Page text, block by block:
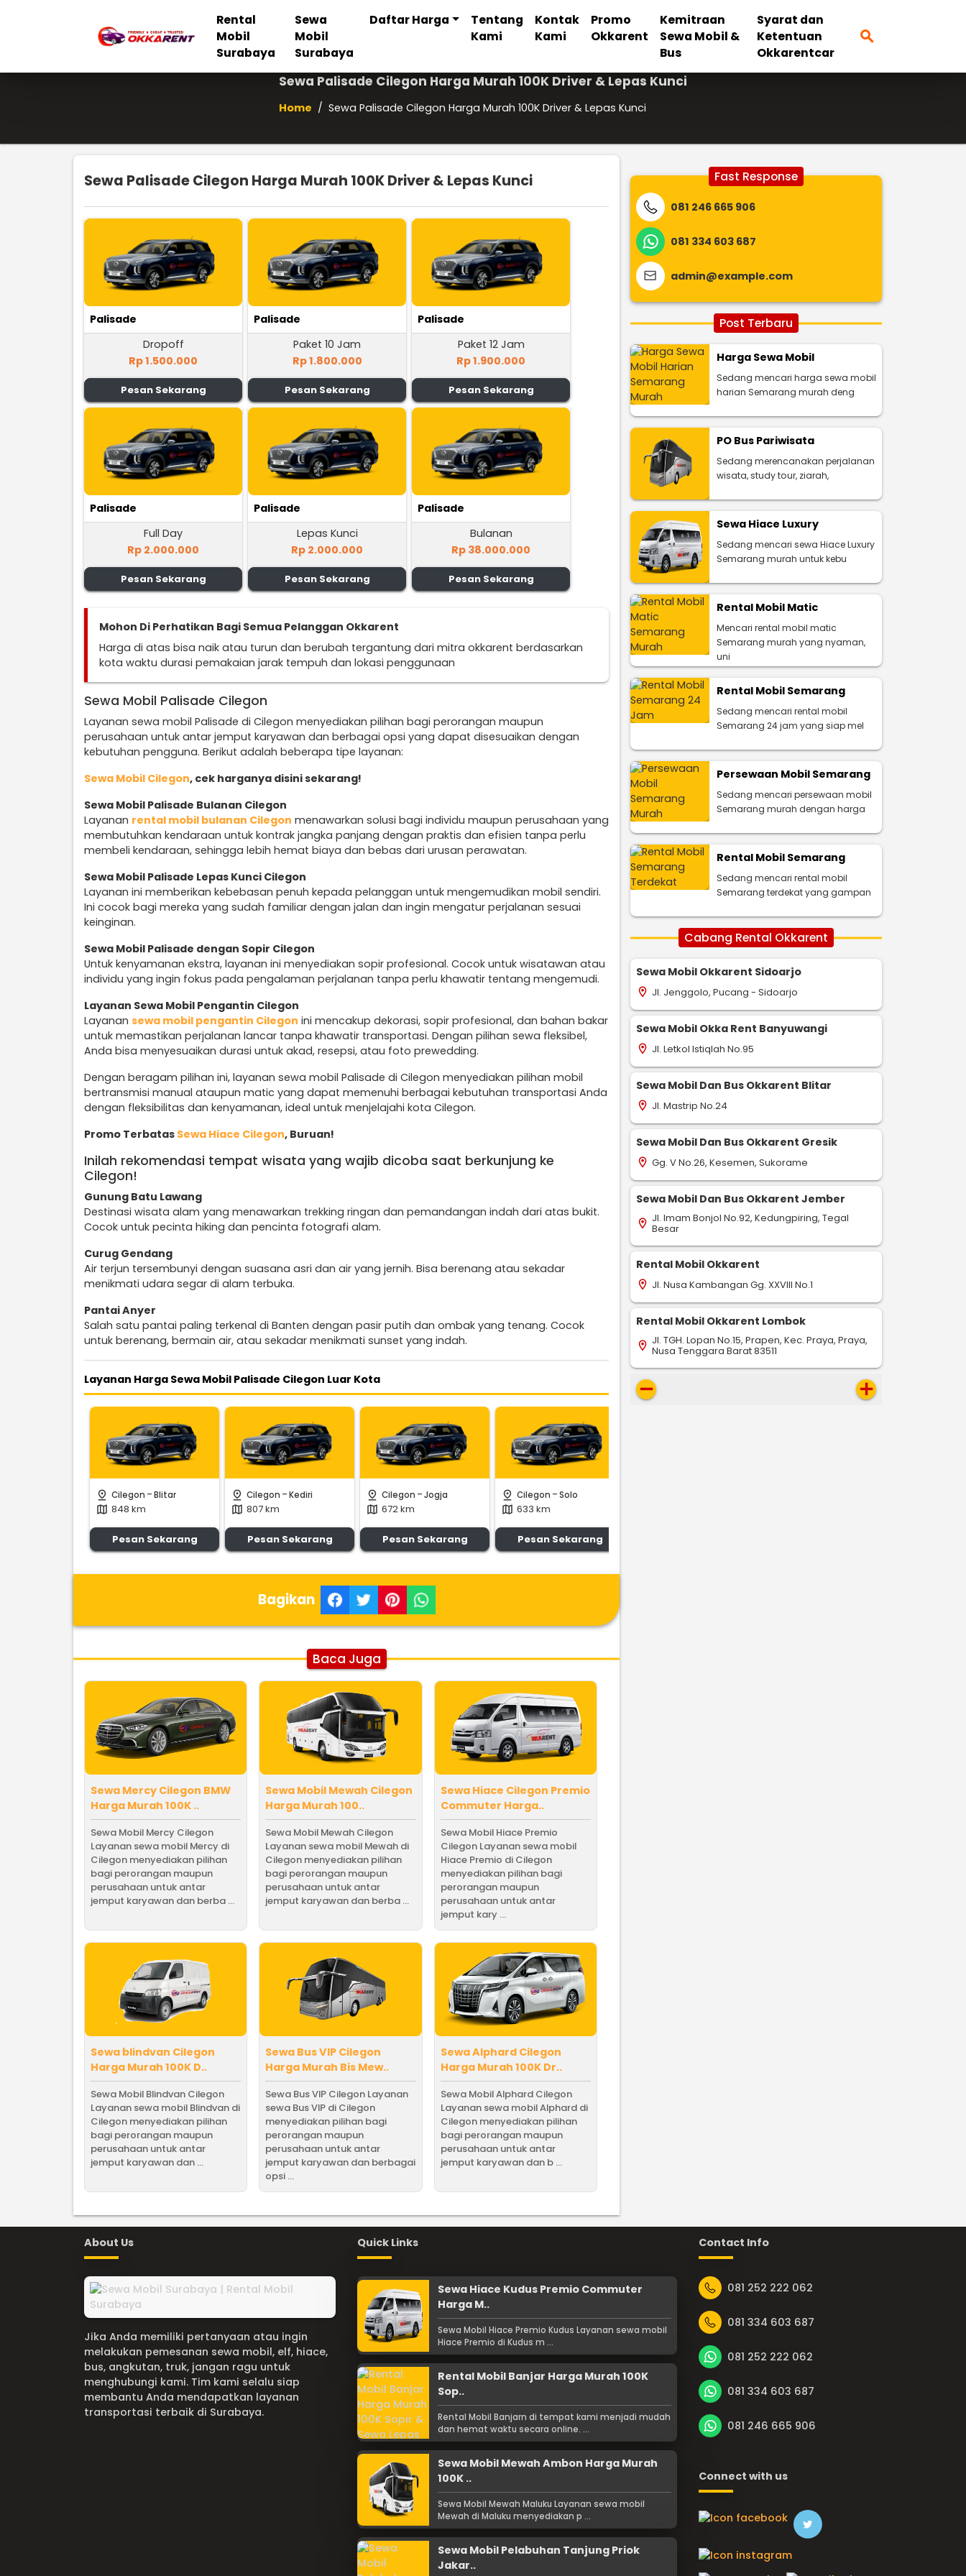
Rental
Mobil
Surabaya
Sewa
Mobil
Surabaya
Daftar Harga
Tentang
Kami
Kontak
Kami
Promo
Okkarent
Kemitraan
Sewa Mobil &
Bus
Syarat dan
Ketentuan
Okkarentcar
search
Sewa Palisade Cilegon Harga Murah 100K Driver & Lepas Kunci
Home / Sewa Palisade Cilegon Harga Murah 100K Driver & Lepas Kunci
Sewa Palisade Cilegon Harga Murah 100K Driver & Lepas Kunci
Palisade
Dropoff
Rp 1.500.000
Pesan Sekarang
Palisade
Paket 10 Jam
Rp 1.800.000
Pesan Sekarang
Palisade
Paket 12 Jam
Rp 1.900.000
Pesan Sekarang
Palisade
Full Day
Rp 2.000.000
Pesan Sekarang
Palisade
Lepas Kunci
Rp 2.000.000
Pesan Sekarang
Palisade
Bulanan
Rp 38.000.000
Pesan Sekarang
Mohon Di Perhatikan Bagi Semua Pelanggan Okkarent
Harga di atas bisa naik atau turun dan berubah tergantung dari mitra okkarent berdasarkan
kota waktu durasi pemakaian jarak tempuh dan lokasi penggunaan
Sewa Mobil Palisade Cilegon
Layanan sewa mobil Palisade di Cilegon menyediakan pilihan bagi perorangan maupun
perusahaan untuk antar jemput karyawan dan berbagai opsi yang dapat disesuaikan dengan
kebutuhan pengguna. Berikut adalah beberapa tipe layanan:
Sewa Mobil Cilegon, cek harganya disini sekarang!
Sewa Mobil Palisade Bulanan Cilegon
Layanan rental mobil bulanan Cilegon menawarkan solusi bagi individu maupun perusahaan yang
membutuhkan kendaraan untuk kontrak jangka panjang dengan praktis dan efisien tanpa perlu
membeli kendaraan, sehingga lebih hemat biaya dan bebas dari urusan perawatan.
Sewa Mobil Palisade Lepas Kunci Cilegon
Layanan ini memberikan kebebasan penuh kepada pelanggan untuk mengemudikan mobil sendiri.
Ini cocok bagi mereka yang sudah familiar dengan jalan dan ingin mengatur perjalanan sesuai
keinginan.
Sewa Mobil Palisade dengan Sopir Cilegon
Untuk kenyamanan ekstra, layanan ini menyediakan sopir profesional. Cocok untuk wisatawan atau
individu yang ingin fokus pada pengalaman perjalanan tanpa perlu khawatir tentang mengemudi.
Layanan Sewa Mobil Pengantin Cilegon
Layanan sewa mobil pengantin Cilegon ini mencakup dekorasi, sopir profesional, dan bahan bakar
untuk memastikan perjalanan lancar tanpa khawatir transportasi. Dengan pilihan sewa fleksibel,
Anda bisa menyesuaikan durasi untuk akad, resepsi, atau foto prewedding.
Dengan beragam pilihan ini, layanan sewa mobil Palisade di Cilegon menyediakan pilihan mobil
bertransmisi manual ataupun matic yang dapat memenuhi berbagai kebutuhan transportasi Anda
dengan fleksibilitas dan kenyamanan, ideal untuk menjelajahi kota Cilegon.
Promo Terbatas Sewa Hiace Cilegon, Buruan!
Inilah rekomendasi tempat wisata yang wajib dicoba saat berkunjung ke
Cilegon!
Gunung Batu Lawang
Destinasi wisata alam yang menawarkan trekking ringan dan pemandangan indah dari atas bukit.
Cocok untuk pecinta hiking dan pencinta fotografi alam.
Curug Gendang
Air terjun tersembunyi dengan suasana asri dan air yang jernih. Bisa berenang atau sekadar
menikmati udara segar di alam terbuka.
Pantai Anyer
Salah satu pantai paling terkenal di Banten dengan pasir putih dan ombak yang tenang. Cocok
untuk berenang, bermain air, atau sekadar menikmati sunset yang indah.
Layanan Harga Sewa Mobil Palisade Cilegon Luar Kota
pin_drop Cilegon -Blitar
map 848 km
Pesan Sekarang
pin_drop Cilegon -Kediri
map 807 km
Pesan Sekarang
pin_drop Cilegon -Jogja
map 672 km
Pesan Sekarang
pin_drop Cilegon -Solo
map 633 km
Pesan Sekarang
Bagikan
Baca Juga
Sewa Mercy Cilegon BMW
Harga Murah 100K ..
Sewa Mobil Mercy Cilegon
Layanan sewa mobil Mercy di
Cilegon menyediakan pilihan
bagi perorangan maupun
perusahaan untuk antar
jemput karyawan dan berba ...
Sewa Mobil Mewah Cilegon
Harga Murah 100..
Sewa Mobil Mewah Cilegon
Layanan sewa mobil Mewah di
Cilegon menyediakan pilihan
bagi perorangan maupun
perusahaan untuk antar
jemput karyawan dan berba ...
Sewa Hiace Cilegon Premio
Commuter Harga..
Sewa Mobil Hiace Premio
Cilegon Layanan sewa mobil
Hiace Premio di Cilegon
menyediakan pilihan bagi
perorangan maupun
perusahaan untuk antar
jemput kary ...
Sewa blindvan Cilegon
Harga Murah 100K D..
Sewa Mobil Blindvan Cilegon
Layanan sewa mobil Blindvan di
Cilegon menyediakan pilihan
bagi perorangan maupun
perusahaan untuk antar
jemput karyawan dan ...
Sewa Bus VIP Cilegon
Harga Murah Bis Mew..
Sewa Bus VIP Cilegon Layanan
sewa Bus VIP di Cilegon
menyediakan pilihan bagi
perorangan maupun
perusahaan untuk antar
jemput karyawan dan berbagai
opsi ...
Sewa Alphard Cilegon
Harga Murah 100K Dr..
Sewa Mobil Alphard Cilegon
Layanan sewa mobil Alphard di
Cilegon menyediakan pilihan
bagi perorangan maupun
perusahaan untuk antar
jemput karyawan dan b ...
Fast Response
081 246 665 906
081 334 603 687
admin@example.com
Post Terbaru
Harga Sewa Mobil
Sedang mencari harga sewa mobil
harian Semarang murah deng
PO Bus Pariwisata
Sedang merencanakan perjalanan
wisata, study tour, ziarah,
Sewa Hiace Luxury
Sedang mencari sewa Hiace Luxury
Semarang murah untuk kebu
Rental Mobil Matic
Mencari rental mobil matic
Semarang murah yang nyaman,
uni
Rental Mobil Semarang
Sedang mencari rental mobil
Semarang 24 jam yang siap mel
Persewaan Mobil Semarang
Sedang mencari persewaan mobil
Semarang murah dengan harga
Rental Mobil Semarang
Sedang mencari rental mobil
Semarang terdekat yang gampan
Cabang Rental Okkarent
Sewa Mobil Okkarent Sidoarjo
location_on Jl. Jenggolo, Pucang - Sidoarjo
Sewa Mobil Okka Rent Banyuwangi
location_on Jl. Letkol Istiqlah No.95
Sewa Mobil Dan Bus Okkarent Blitar
location_on Jl. Mastrip No.24
Sewa Mobil Dan Bus Okkarent Gresik
location_on Gg. V No.26, Kesemen, Sukorame
Sewa Mobil Dan Bus Okkarent Jember
location_on Jl. Imam Bonjol No.92, Kedungpiring, Tegal
Besar
Rental Mobil Okkarent
location_on Jl. Nusa Kambangan Gg. XXVIII No.1
Rental Mobil Okkarent Lombok
location_on Jl. TGH. Lopan No.15, Prapen, Kec. Praya, Praya,
Nusa Tenggara Barat 83511
remove add
About Us
Jika Anda memiliki pertanyaan atau ingin
melakukan pemesanan sewa mobil, elf, hiace,
bus, angkutan, truk, jangan ragu untuk
menghubungi kami. Tim kami selalu siap
membantu Anda mendapatkan layanan
transportasi terbaik di Surabaya.
Quick Links
Sewa Hiace Kudus Premio Commuter
Harga M..
Sewa Mobil Hiace Premio Kudus Layanan sewa mobil
Hiace Premio di Kudus m ...
Rental Mobil Banjar Harga Murah 100K
Sop..
Rental Mobil Banjarn di tempat kami menjadi mudah
dan hemat waktu secara online. ...
Sewa Mobil Mewah Ambon Harga Murah
100K ..
Sewa Mobil Mewah Maluku Layanan sewa mobil
Mewah di Maluku menyediakan p ...
Sewa Mobil Pelabuhan Tanjung Priok
Jakar..
Contact Info
081 252 222 062
081 334 603 687
081 252 222 062
081 334 603 687
081 246 665 906
Connect with us